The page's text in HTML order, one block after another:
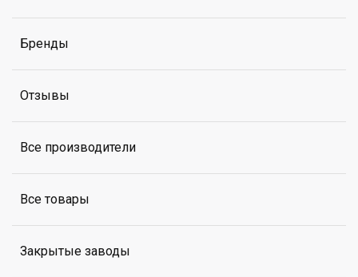
Бренды
Отзывы
Все производители
Все товары
Закрытые заводы